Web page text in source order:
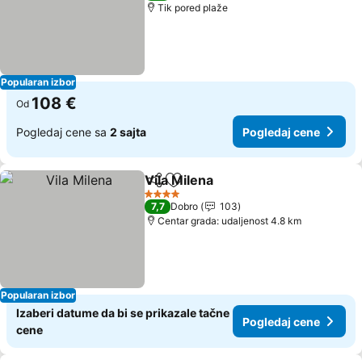
Popularan izbor
Tik pored plaže
Od 108 €
Pogledaj cene sa 2 sajta Pogledaj cene
Popularan izbor
Deli Dodati u favorite
Vila Milena
4 Zvezdice
7,7 Dobro
103
Centar grada: udaljenost 4.8 km
Izaberi datume da bi se prikazale tačne
cene
Pogledaj cene